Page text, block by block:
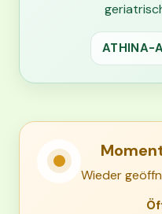
ATHINA-
Wieder